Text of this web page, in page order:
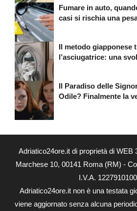
Fumare in auto,
casi si rischia una
Il metodo giapponese
l’asciugatrice: una
Il Paradiso delle
Odile? Finalmente la
Adriatico24ore.it di proprietà di WEB
Marchese 10, 00141 Roma (RM) -
I.V.A.
Adriatico24ore.it non è una testata
viene aggiornato senza alcuna